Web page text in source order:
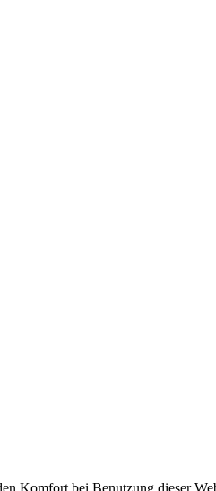
Komfort bei Benutzung dieser